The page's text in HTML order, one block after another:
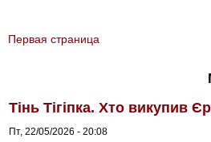
You are here
Первая страница
Тінь Тігіпка. Хто викупив
Пт, 22/05/2026 - 20:08